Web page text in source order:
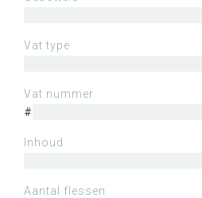
Vat type
Vat nummer
#
Inhoud
Aantal flessen